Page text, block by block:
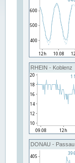
RHEIN - Koblenz
DONAU - Passau